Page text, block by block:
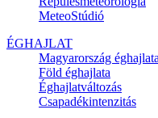
MeteoStúdió
ÉGHAJLAT
Magyarország éghajlata
Föld éghajlata
Éghajlatváltozás
Csapadékintenzitás